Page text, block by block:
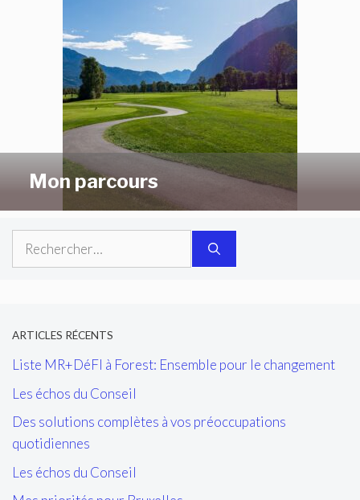
Mon parcours
Rechercher :
ARTICLES RÉCENTS
Liste MR+DéFI à Forest: Ensemble pour le changement
Les échos du Conseil
Des solutions complètes à vos préoccupations
quotidiennes
Les échos du Conseil